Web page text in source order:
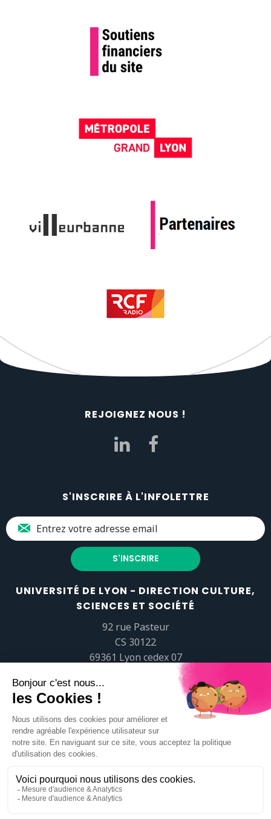
REJOIGNEZ NOUS !
S'INSCRIRE À L'INFOLETTRE
UNIVERSITÉ DE LYON - DIRECTION CULTURE,
SCIENCES ET SOCIÉTÉ
92 rue Pasteur
CS 30122
69361 Lyon cedex 07
popsciences@universite-lyon.fr
Tél.+33 (0)4 37 37 82 01
https://www.youtube.com/embed/Qm-prNOXepo